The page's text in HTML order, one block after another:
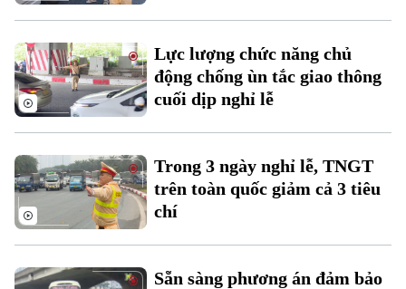
Lực lượng chức năng chủ
động chống ùn tắc giao thông
cuối dịp nghỉ lễ
Trong 3 ngày nghỉ lễ, TNGT
trên toàn quốc giảm cả 3 tiêu
chí
Sẵn sàng phương án đảm bảo